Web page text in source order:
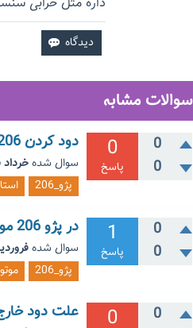
سوالات مشابه
0
0
0
پاسخ
دود کردن 206 موقع استارت اولیه
سوال شدهخرداد 6, 1399
پژو_206
0
0
1
پاسخ
در پژو 206 موتور سرد استارت میزنم گاز نمیخوره
سوال شدهفروردین 21,
پژو_206
0
0 علت دود خارج